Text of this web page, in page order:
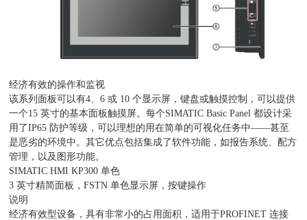
经济有效的操作和监视
该系列面板可以有4、6 或 10 个显示屏，键盘或触摸控制，可以提供
一个15 英寸的基本面板触摸屏。每个SIMATIC Basic Panel 都设计采
用了IP65 防护等级，可以理想的用在简单的可视化任务中——甚至
是恶劣的环境中。其它优点包括集成了软件功能，如报告系统、配方
管理，以及图形功能。
SIMATIC HMI KP300 单色
3 英寸精简面板，FSTN 单色显示屏，按键操作
说明
经济有效型设备，具有非常小的占用面积，适用于PROFINET 连接